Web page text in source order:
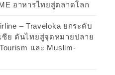
อาหารไทยสู่ตลาดโลก
– Traveloka ยกระดับ
ซีย ดันไทยสู่จุดหมายปลาย
และ Muslim-